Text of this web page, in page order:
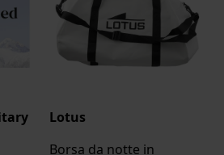
Lotus
Borsa da notte in